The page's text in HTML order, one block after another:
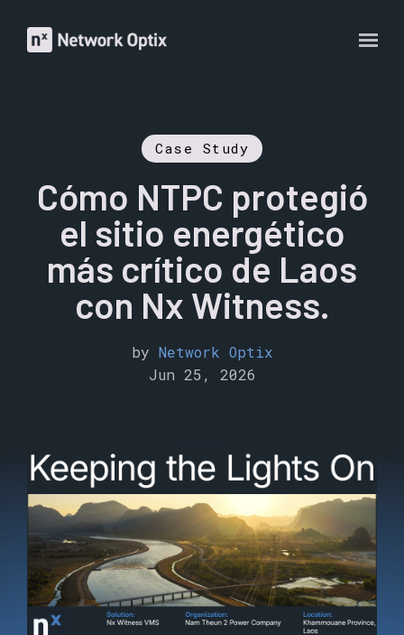
Case Study
Cómo NTPC protegió
el sitio energético
más crítico de Laos
con Nx Witness.
by Network Optix
Jun 25, 2026